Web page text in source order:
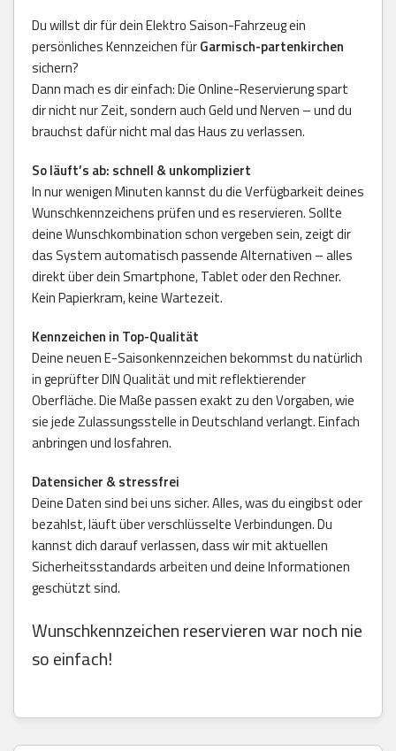
Du willst dir für dein Elektro Saison-Fahrzeug ein
persönliches Kennzeichen fürGarmisch-partenkirchen
sichern?
Dann mach es dir einfach: Die Online-Reservierung spart
dir nicht nur Zeit, sondern auch Geld und Nerven – und du
brauchst dafür nicht mal das Haus zu verlassen.
So läuft’s ab: schnell & unkompliziert
In nur wenigen Minuten kannst du die Verfügbarkeit deines
Wunschkennzeichens prüfen und es reservieren. Sollte
deine Wunschkombination schon vergeben sein, zeigt dir
das System automatisch passende Alternativen – alles
direkt über dein Smartphone, Tablet oder den Rechner.
Kein Papierkram, keine Wartezeit.
Kennzeichen in Top-Qualität
Deine neuen E-Saisonkennzeichen bekommst du natürlich
in geprüfter DIN Qualität und mit reflektierender
Oberfläche. Die Maße passen exakt zu den Vorgaben, wie
sie jede Zulassungsstelle in Deutschland verlangt. Einfach
anbringen und losfahren.
Datensicher & stressfrei
Deine Daten sind bei uns sicher. Alles, was du eingibst oder
bezahlst, läuft über verschlüsselte Verbindungen. Du
kannst dich darauf verlassen, dass wir mit aktuellen
Sicherheitsstandards arbeiten und deine Informationen
geschützt sind.
Wunschkennzeichen reservieren war noch nie
so einfach!